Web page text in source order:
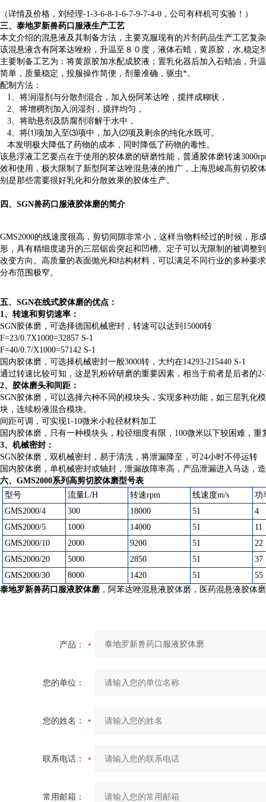
（详情及价格，刘经理-1-3-6-8-1-6-7-9-7-4-0，公司有样机可实验！）
三、泰地罗新兽药口服液生产工艺
本文介绍的混悬液及其制备方法，主要克服现有的片剂药品生产工艺复
该混悬液含有阿苯达唑粉，升温至８０度，液体石蜡，黄原胶，水,稳定
主要制备工艺为：将黄原胶加水配成胶液；置乳化器后加入石蜡油，升
简单，质量稳定，投服操作简便，剂量准确，驱虫*。
配制方法：
1、将润湿剂与分散剂混合，加入份阿苯达唑，搅拌成糊状，
2、将增稠剂加入润湿剂，搅拌均匀，
3、将助悬剂及防腐剂溶解于水中，
4、将⑴项加入至⑶项中，加入⑵项及剩余的纯化水既可。
本发明极大降低了药物的成本，同时降低了药物的毒性。
该悬浮液工艺要点在于使用的胶体磨的研磨性能，普通胶体磨转速
效和使用，极大限制了新型阿苯达唑混悬液的推广，上海思峻高剪切胶
别是那些需要很好乳化和分散效果的胶体生产。
四、SGN兽药口服液胶体磨的简介
GMS2000的线速度很高，剪切间隙非常小，这样当物料经过的时候，
形，具有精细度递升的三层锯齿突起和凹槽。定子可以无限制的被调整
改变方向。高质量的表面抛光和结构材料，可以满足不同行业的多种要
分布范围极窄。
五、SGN在线式胶体磨的优点：
1、转速和剪切速率：
SGN胶体磨，可选择德国机械密封，转速可以达到15000转
F=23/0.7X1000=32857 S-1
F=40/0.7/X1000=57142 S-1
国内胶体磨，可选择机械密封一般3000转，大约在14293-215440 S-1
通过转速比较可知，这是乳粉碎研磨的重要因素，相当于前者是后者的2-
2、胶体磨头和间距：
SGN胶体磨，可以选择六种不同的模块头，实现多种功能，如三层乳化
块，连续粉液混合模块。
间距可调，可实现1-10微米小粒径材料加工
国内胶体磨，只有一种模块头，粒径细度有限，100微米以下较困难，重
3、机械密封：
SGN胶体磨，双机械密封，易于清洗，将泄漏降至，可24小时不停运转
国内胶体磨，单机械密封或轴封，泄漏故障率高，产品泄漏进入马达，
六、GMS2000系列高剪切胶体磨型号表
型号
流量L/H 转速rpm 线速度m/s
功
GMS2000/4
300 18000 51
4
GMS2000/5
1000 14000 51
11
GMS2000/10
2000 9200 51
22
GMS2000/20
5000 2850 51
37
GMS2000/30
8000 1420 51
55
泰地罗新兽药口服液胶体磨 ，阿苯达唑混悬液胶体磨，医药混悬液胶体
产品：
您的单位：
您的姓名：
联系电话：
常用邮箱：